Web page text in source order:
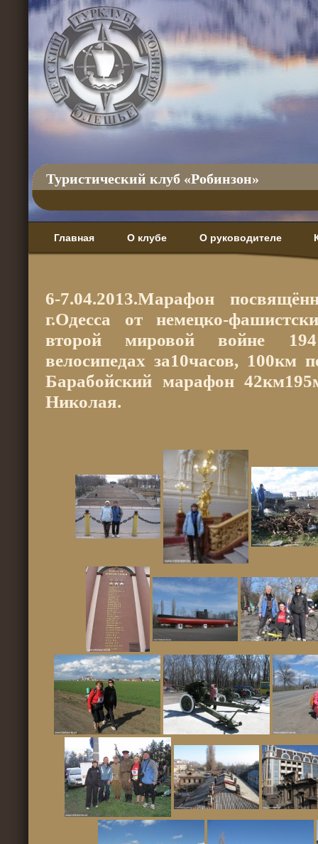
Туристический клуб «Робинзон»
Главная О клубе О руководителе
6-7.04.2013.Марафон
г.Одесса от немецко-
второй мировой войне
велосипедах за10часов, 100км
Барабойский марафон
Николая.